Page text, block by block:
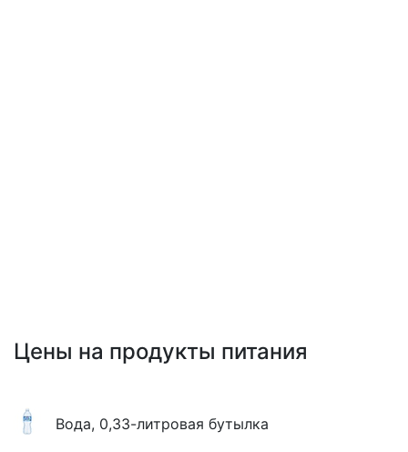
Цены на продукты питания
Вода, 0,33-литровая бутылка